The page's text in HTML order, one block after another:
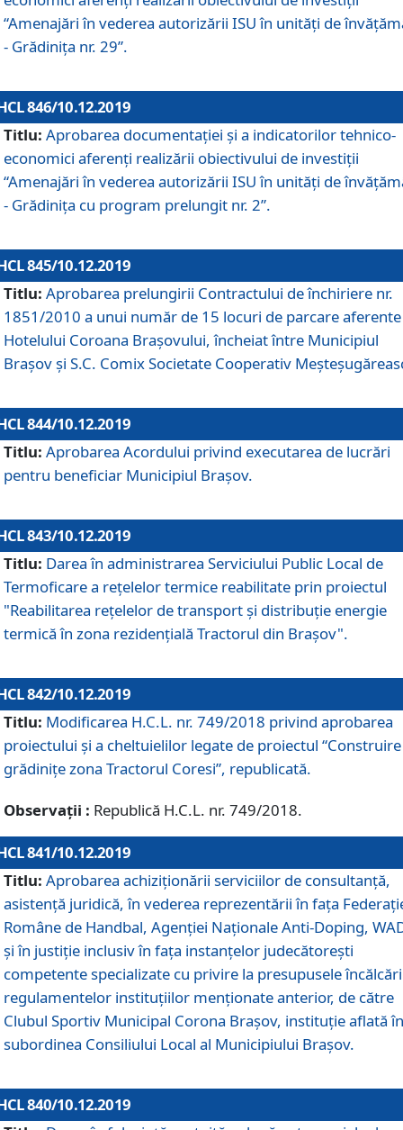
“Amenajări în vederea autorizării ISU în unități de
- Grădinița nr. 29”.
846/10.12.2019
Titlu: Aprobarea documentației și a indicatorilor tehnico-
economici aferenți realizării obiectivului de investiții
“Amenajări în vederea autorizării ISU în unități de
- Grădinița cu program prelungit nr. 2”.
845/10.12.2019
Titlu: Aprobarea prelungirii Contractului de închiriere nr.
1851/2010 a unui număr de 15 locuri de parcare aferente
Hotelului Coroana Brașovului, încheiat între Municipiul
Braşov şi S.C. Comix Societate Cooperativ
844/10.12.2019
Titlu: Aprobarea Acordului privind executarea de lucrări
pentru beneficiar Municipiul Brașov.
843/10.12.2019
Titlu: Darea în administrarea Serviciului Public Local de
Termoficare a rețelelor termice reabilitate prin proiectul
"Reabilitarea reţelelor de transport şi distribuţie energie
termică în zona rezidenţială Tractorul din Braşov".
842/10.12.2019
Titlu: Modificarea H.C.L. nr. 749/2018 privind aprobarea
proiectului și a cheltuielilor legate de proiectul “Construire
grădinițe zona Tractorul Coresi”, republicată.
Observații : Republică H.C.L. nr. 749/2018.
841/10.12.2019
Titlu: Aprobarea achiziționării serviciilor de consultanță,
asistență juridică, în vederea reprezentării în fața
Române de Handbal, Agenției Naționale Anti-Doping,
și în justiție inclusiv în fața instanțelor judecătorești
competente specializate cu privire la presupusele
regulamentelor instituțiilor menționate anterior, de către
Clubul Sportiv Municipal Corona Braşov, instituție aflată în
subordinea Consiliului Local al Municipiului Brașov.
840/10.12.2019